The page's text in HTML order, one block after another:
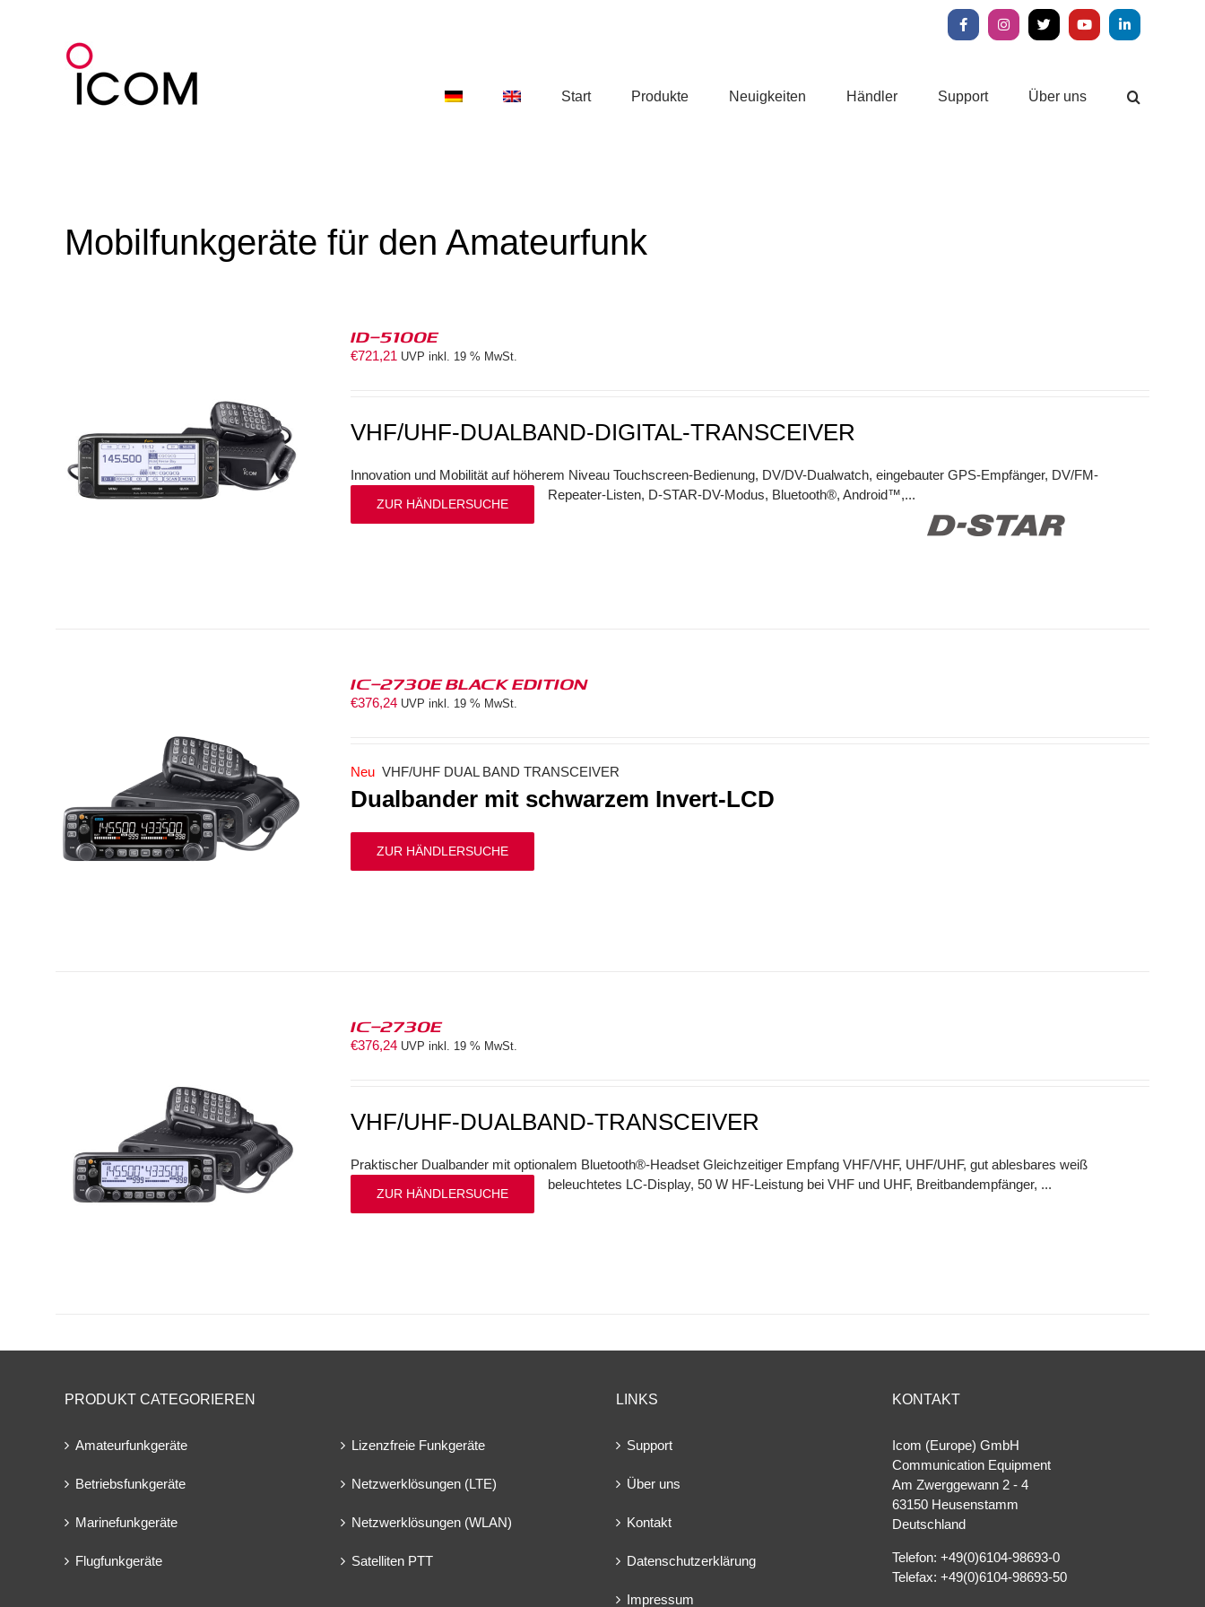
FacebookInstagram
X YouTubeLinkedIn
Start Produkte Neuigkeiten Händler Support Über uns
Mobilfunkgeräte für den Amateurfunk
ID-5100E
€721,21 UVP inkl. 19 % MwSt.
VHF/UHF-DUALBAND-DIGITAL-TRANSCEIVER
Innovation und Mobilität auf höherem Niveau Touchscreen-Bedienung, DV/DV-Dualwatch, eingebauter GPS-Empfänger, DV/FM-
Repeater-Listen, D-STAR-DV-Modus, Bluetooth®, Android™,...
ZUR HÄNDLERSUCHE
IC-2730E BLACK EDITION
€376,24 UVP inkl. 19 % MwSt.
Neu VHF/UHF DUAL BAND TRANSCEIVER
Dualbander mit schwarzem Invert-LCD
ZUR HÄNDLERSUCHE
IC-2730E
€376,24 UVP inkl. 19 % MwSt.
VHF/UHF-DUALBAND-TRANSCEIVER
Praktischer Dualbander mit optionalem Bluetooth®-Headset Gleichzeitiger Empfang VHF/VHF, UHF/UHF, gut ablesbares weiß
beleuchtetes LC-Display, 50 W HF-Leistung bei VHF und UHF, Breitbandempfänger, ...
ZUR HÄNDLERSUCHE
PRODUKT CATEGORIEREN
Amateurfunkgeräte
Betriebsfunkgeräte
Marinefunkgeräte
Flugfunkgeräte
Lizenzfreie Funkgeräte
Netzwerklösungen (LTE)
Netzwerklösungen (WLAN)
Satelliten PTT
LINKS
Support
Über uns
Kontakt
Datenschutzerklärung
Impressum
KONTAKT
Icom (Europe) GmbH
Communication Equipment
Am Zwerggewann 2 ‐ 4
63150 Heusenstamm
Deutschland
Telefon: +49(0)6104-98693-0
Telefax: +49(0)6104-98693-50